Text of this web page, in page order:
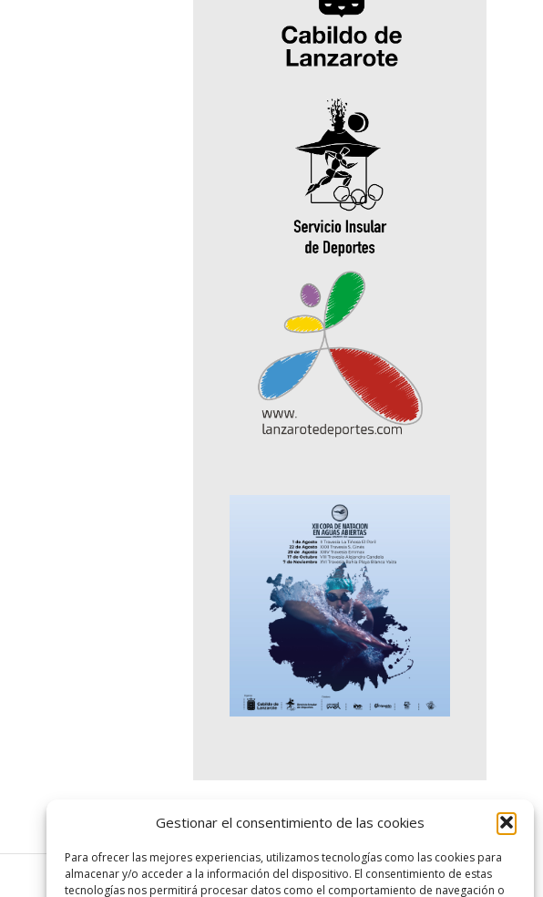
Gestionar el consentimiento de las cookies
Para ofrecer las mejores experiencias, utilizamos tecnologías como las cookies para
almacenar y/o acceder a la información del dispositivo. El consentimiento de estas
tecnologías nos permitirá procesar datos como el comportamiento de navegación o
logo SID